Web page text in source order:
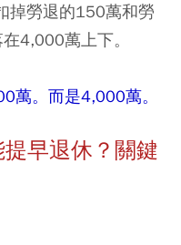
掉勞退的150萬和勞
4,000萬上下。
萬。而是4,000萬。
早退休？關鍵